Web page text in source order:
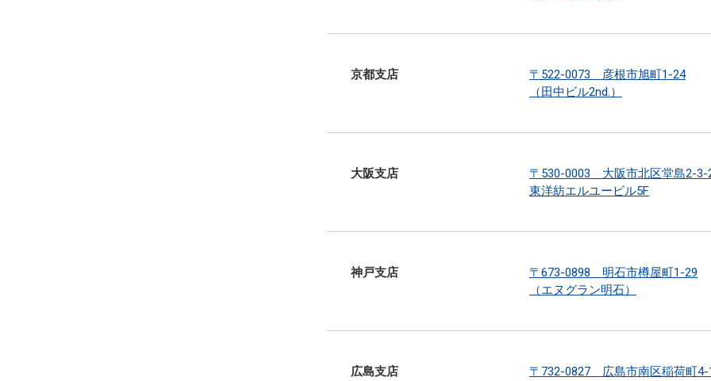
京都支店
〒522-0073 彦根市旭町1-24
（田中ビル2nd.）
大阪支店
〒530-0003 大阪市北区堂島2-3-
東洋紡エルユービル5F
神戸支店
〒673-0898 明石市樽屋町1-29
（エヌグラン明石）
広島支店
〒732-0827 広島市南区稲荷町4-